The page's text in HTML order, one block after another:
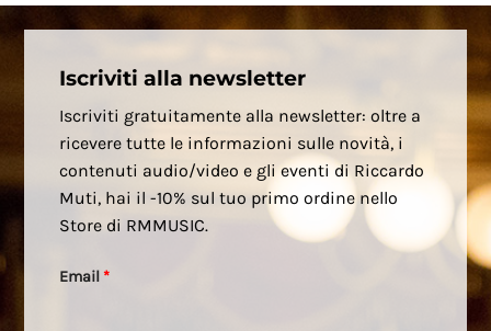
Iscriviti alla newsletter
Iscriviti gratuitamente alla newsletter: oltre a
ricevere tutte le informazioni sulle novità, i
contenuti audio/video e gli eventi di Riccardo
Muti, hai il -10% sul tuo primo ordine nello
Store di RMMUSIC.
Email*